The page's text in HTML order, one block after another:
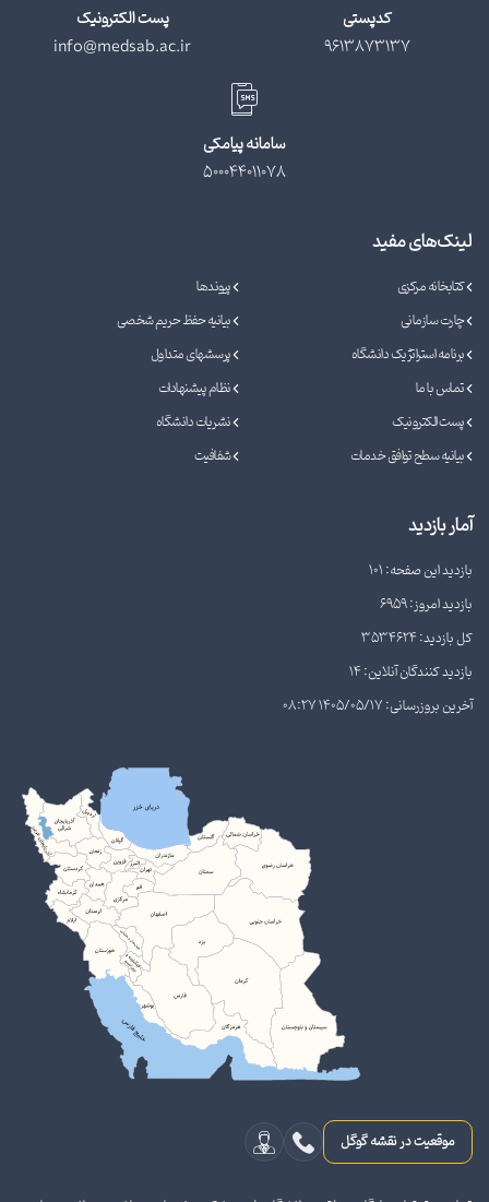
کدپستی
9613873137
پست الکترونیک
info@medsab.ac.ir
سامانه پیامکی
500044011078
لینک‌های مفید
کتابخانه مرکزی
پیوندها
چارت سازمانی
بیانیه حفظ حریم شخصی
برنامه استراتژیک دانشگاه
پرسشهای متداول
تماس با ما
نظام پیشنهادات
پست الکترونیک
نشریات دانشگاه
بیانیه سطح توافق خدمات
شفافیت
آمار بازدید
بازدید این صفحه: 101
بازدید امروز: 6959
کل بازدید: 3534624
بازدید کنندگان آنلاین: 14
آخرین بروزرسانی: 1405/05/17 08:27
موقعیت در نقشه گوگل